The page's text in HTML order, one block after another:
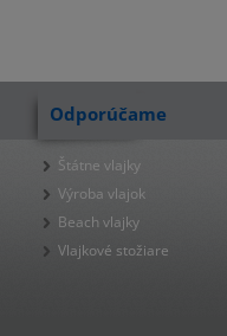
Odporúčame
Štátne vlajky
Výroba vlajok
Beach vlajky
Vlajkové stožiare